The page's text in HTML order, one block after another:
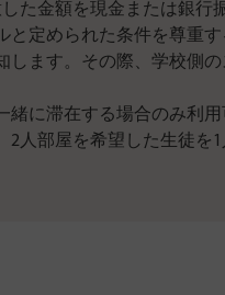
た金額を現金または銀行
と定められた条件を尊重
します。その際、学校側
緒に滞在する場合のみ利
2人部屋を希望した生徒を